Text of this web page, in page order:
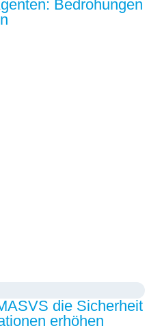
Bedrohungen
die Sicherheit
erhöhen